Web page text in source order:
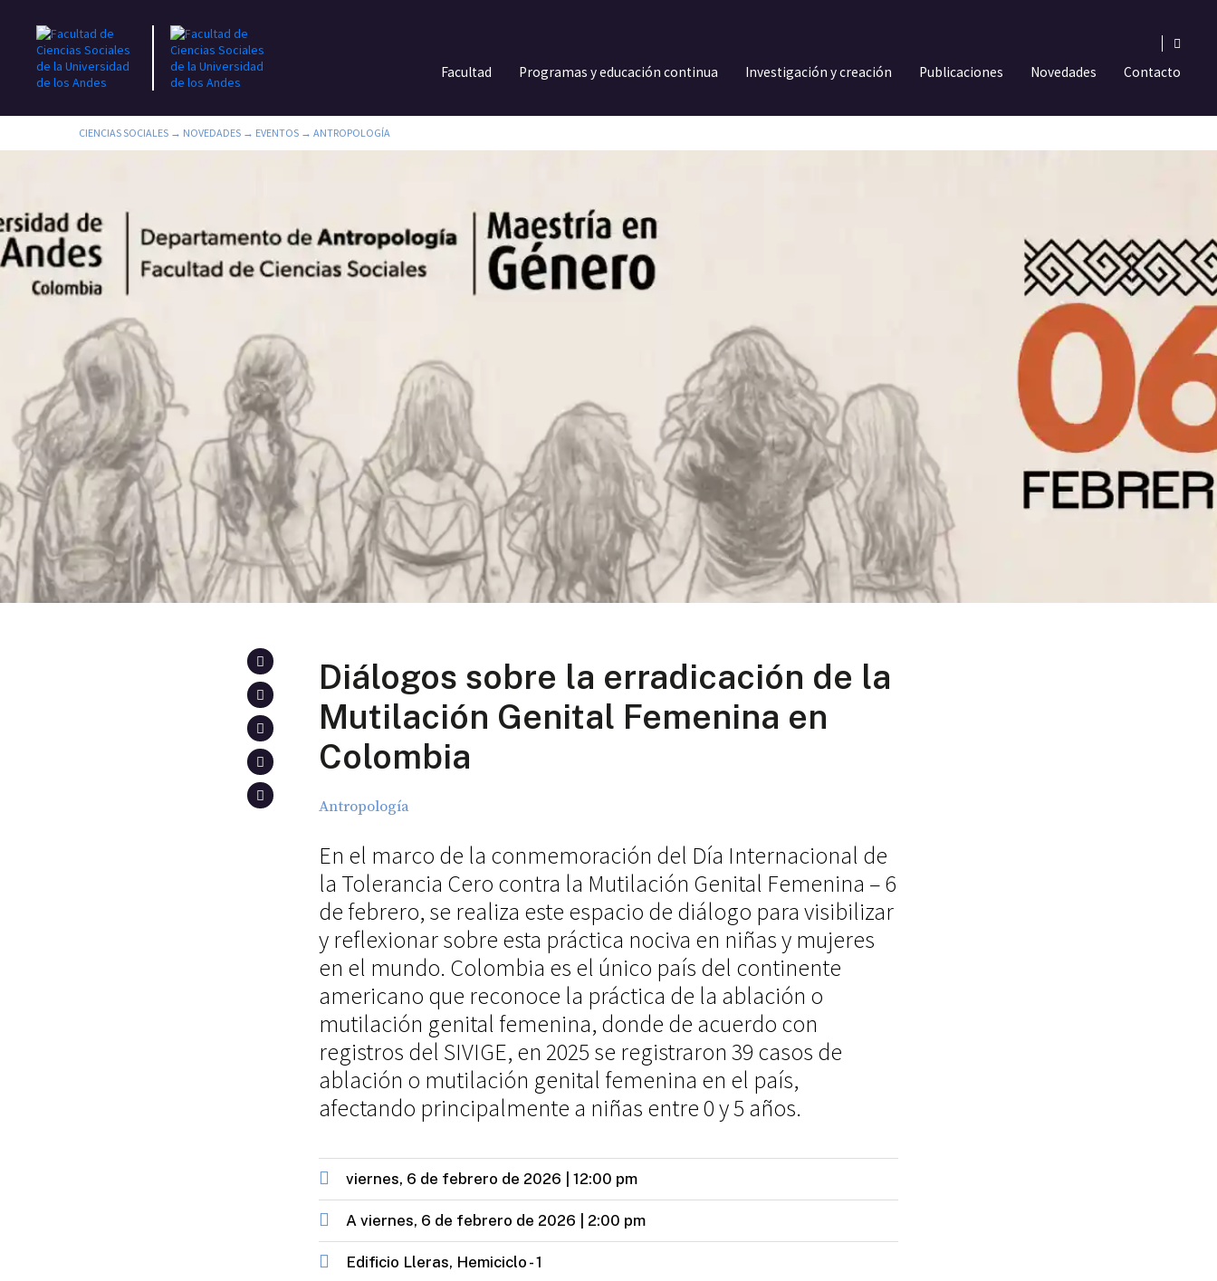
Facultad Programas y educación continua Investigación y creación Publicaciones Novedades Contacto
CIENCIAS SOCIALES → NOVEDADES → EVENTOS → ANTROPOLOGÍA
Diálogos sobre la erradicación de la
Mutilación Genital Femenina en
Colombia
Antropología
En el marco de la conmemoración del Día Internacional de
la Tolerancia Cero contra la Mutilación Genital Femenina – 6
de febrero, se realiza este espacio de diálogo para visibilizar
y reflexionar sobre esta práctica nociva en niñas y mujeres
en el mundo. Colombia es el único país del continente
americano que reconoce la práctica de la ablación o
mutilación genital femenina, donde de acuerdo con
registros del SIVIGE, en 2025 se registraron 39 casos de
ablación o mutilación genital femenina en el país,
afectando principalmente a niñas entre 0 y 5 años.
viernes, 6 de febrero de 2026 | 12:00 pm
A viernes, 6 de febrero de 2026 | 2:00 pm
Edificio Lleras, Hemiciclo - 1